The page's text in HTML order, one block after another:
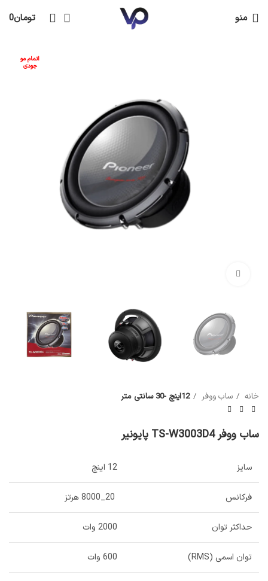
منو تومان0
اتمام مو
جودی
خانه ساب ووفر 12اینچ -30 سانتی متر
ساب ووفر TS-W3003D4 پایونیر
سایز 12 اینچ
فرکانس
حداکثر توان 2000 وات
توان اسمی (RMS) 600 وات